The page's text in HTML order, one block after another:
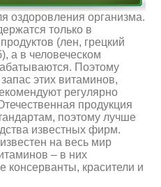
оздоровления организма.
только в
(лен, грецкий
а в человеческом
Поэтому
этих витаминов,
регулярно
продукция
поэтому лучше
известных фирм.
на весь мир
– в них
консерванты, красители и